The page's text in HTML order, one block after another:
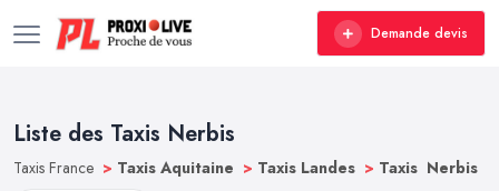
Demande devis
Liste des Taxis Nerbis
Taxis France > Taxis Aquitaine > Taxis Landes > Taxis Nerbis